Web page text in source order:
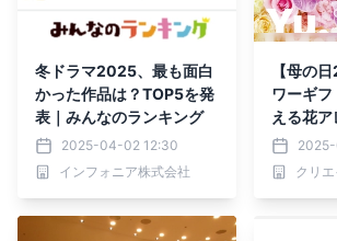
冬ドラマ2025、最も面白
かった作品は？TOP5を発
表｜みんなのランキング
2025-04-02 12:30
インフォニア株式会社
【母の
ワーギ
える花